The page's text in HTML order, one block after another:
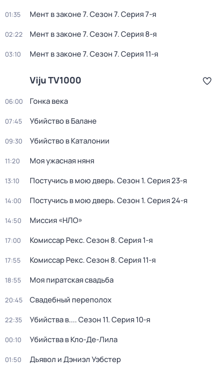
01:35 Мент в законе 7. Сезон 7. Серия 7-я
02:22 Мент в законе 7. Сезон 7. Серия 8-я
03:10 Мент в законе 7. Сезон 7. Серия 11-я
Viju TV1000
06:00 Гонка века
07:45 Убийство в Балане
09:30 Убийство в Каталонии
11:20 Моя ужасная няня
13:10 Постучись в мою дверь. Сезон 1. Серия 23-я
14:00 Постучись в мою дверь. Сезон 1. Серия 24-я
14:50 Миссия «НЛО»
17:00 Комиссар Рекс. Сезон 8. Серия 1-я
17:55 Комиссар Рекс. Сезон 8. Серия 11-я
18:55 Моя пиратская свадьба
20:45 Свадебный переполох
22:35 Убийства в.... Сезон 11. Серия 10-я
00:10 Убийства в Кло-Де-Лила
01:50 Дьявол и Дэниэл Уэбстер